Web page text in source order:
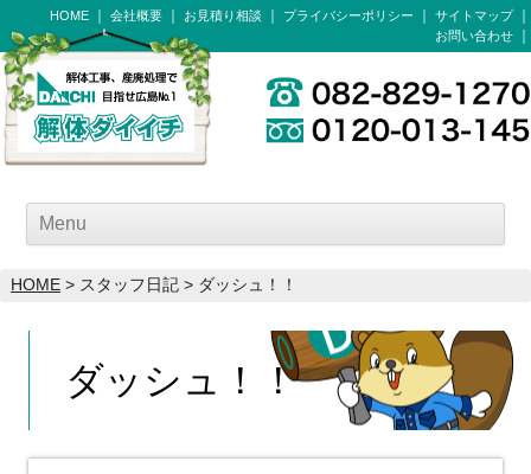
HOME 会社概要 お見積り相談 プライバシーポリシー
サイトマップ
お問い合わせ
Menu
HOME> スタッフ日記 > ダッシュ！！
ダッシュ！！